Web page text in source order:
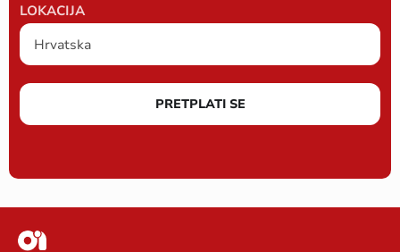
LOKACIJA
PRETPLATI SE